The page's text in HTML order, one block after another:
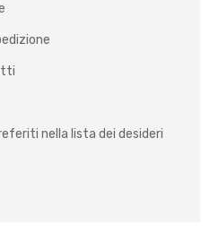
nella lista dei desideri